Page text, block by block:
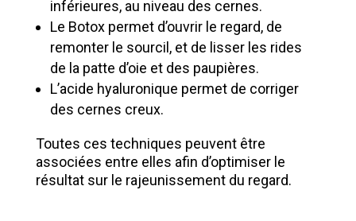
inférieures, au niveau des cernes.
Le Botox permet d’ouvrir le regard, de
remonter le sourcil, et de lisser les rides
de la patte d’oie et des paupières.
L’acide hyaluronique permet de corriger
des cernes creux.
Toutes ces techniques peuvent être
associées entre elles afin d’optimiser le
résultat sur le rajeunissement du regard.